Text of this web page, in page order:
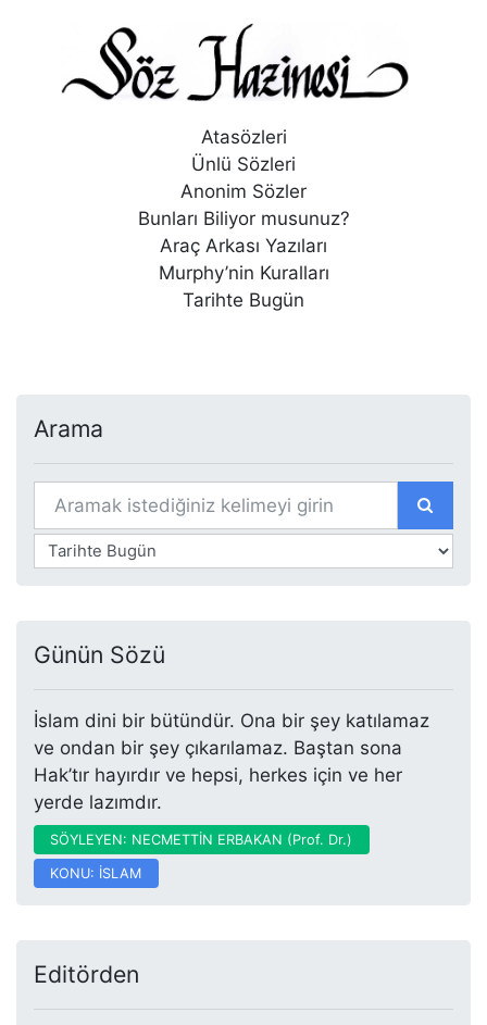
Atasözleri
Ünlü Sözleri
Anonim Sözler
Bunları Biliyor musunuz?
Araç Arkası Yazıları
Murphy’nin Kuralları
Tarihte Bugün
Arama
Günün Sözü
İslam dini bir bütündür. Ona bir şey katılamaz
ve ondan bir şey çıkarılamaz. Baştan sona
Hak’tır hayırdır ve hepsi, herkes için ve her
yerde lazımdır.
SÖYLEYEN: NECMETTİN ERBAKAN (Prof. Dr.)
KONU: İSLAM
Editörden